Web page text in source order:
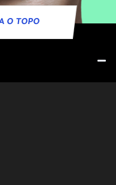
O TOPO